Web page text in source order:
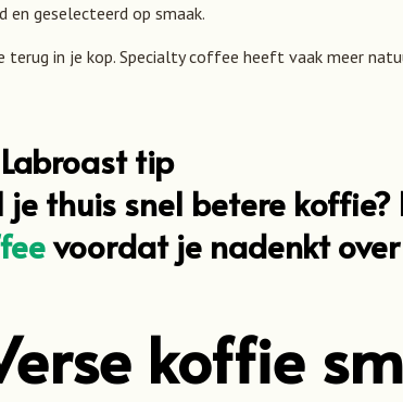
en geselecteerd op smaak.
terug in je kop. Specialty coffee heeft vaak meer
Labroast tip
je thuis snel betere
voordat je nadenkt
koffie